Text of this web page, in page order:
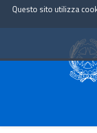
Questo sito utilizza